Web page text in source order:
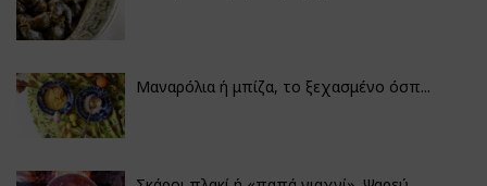
Μαναρόλια ή μπίζα, το ξεχασμένο όσπ...